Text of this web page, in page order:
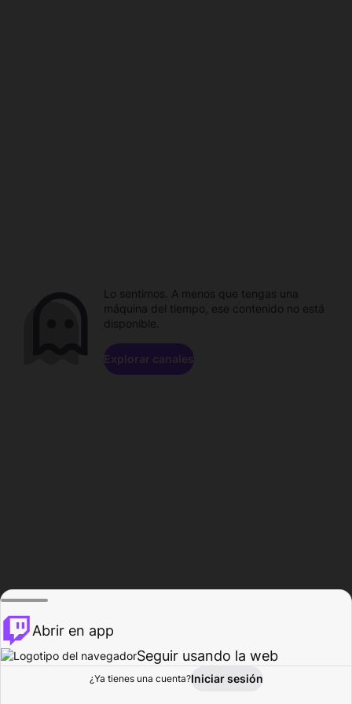
Explorar Actividad
Lo sentimos. A menos que tengas una
máquina del tiempo, ese contenido no está
disponible.
Explorar canales
Abrir en app
Seguir usando la web
¿Ya tienes una cuenta?Iniciar sesión